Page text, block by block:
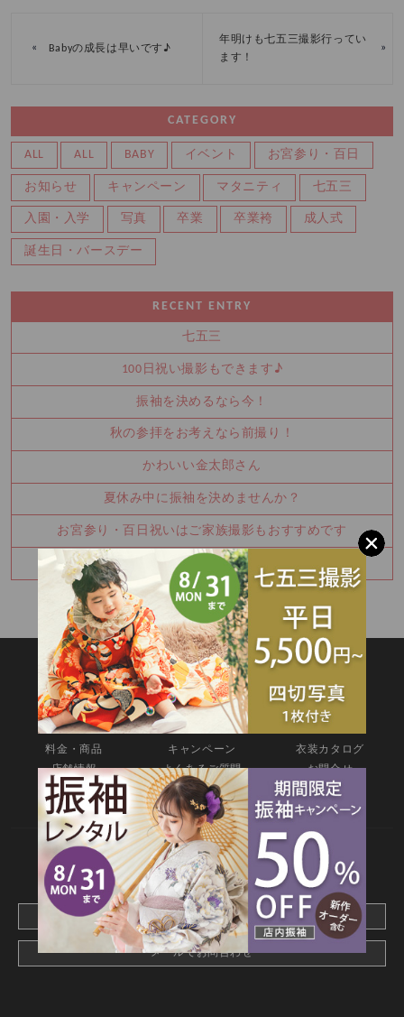
« Babyの成長は早いです♪
年明けも七五三撮影行ってい
ます！
»
CATEGORY
ALL ALL BABY イベント お宮参り・百日
お知らせ キャンペーン マタニティ 七五三
入園・入学 写真 卒業 卒業袴 成人式
誕生日・バースデー
RECENT ENTRY
七五三
100日祝い撮影もできます♪
振袖を決めるなら今！
秋の参拝をお考えなら前撮り！
かわいい金太郎さん
夏休み中に振袖を決めませんか？
お宮参り・百日祝いはご家族撮影もおすすめです
七五三8月キャンペーン✨
SITEMAP
TOP 新着情報
料金・商品
キャンペーン
衣装カタログ
店舗情報
よくあるご質問
お問合せ
web撮影予約
CONTACT
webでご予約はこちら
メールでお問合わせ